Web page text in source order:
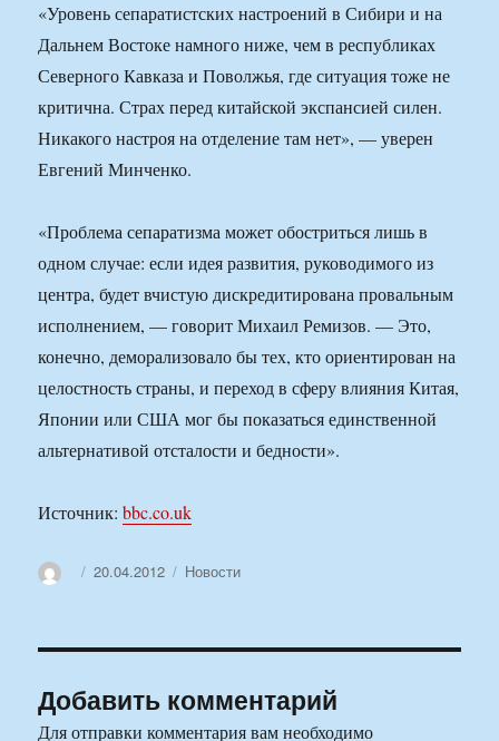
«Уровень сепаратистских настроений в Сибири и на
Дальнем Востоке намного ниже, чем в республиках
Северного Кавказа и Поволжья, где ситуация тоже не
критична. Страх перед китайской экспансией силен.
Никакого настроя на отделение там нет», — уверен
Евгений Минченко.
«Проблема сепаратизма может обостриться лишь в
одном случае: если идея развития, руководимого из
центра, будет вчистую дискредитирована провальным
исполнением, — говорит Михаил Ремизов. — Это,
конечно, деморализовало бы тех, кто ориентирован на
целостность страны, и переход в сферу влияния Китая,
Японии или США мог бы показаться единственной
альтернативой отсталости и бедности».
Источник:bbc.co.uk
АвторОпубликовано
20.04.2012 Рубрики
Новости
Добавить комментарий
Для отправки комментария вам необходимо